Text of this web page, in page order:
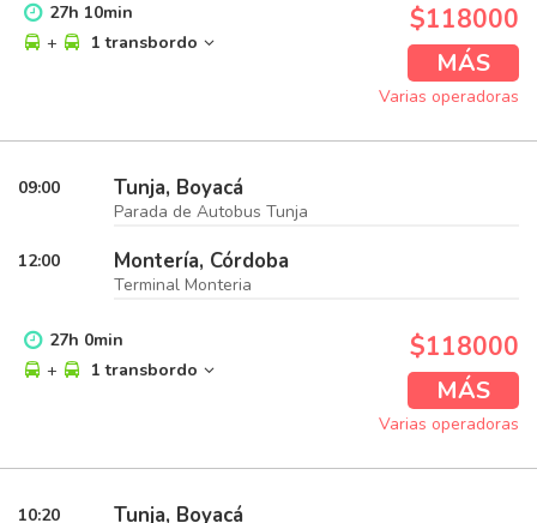
27h 10min
+
1 transbordo
$118000
MÁS
Varias operadoras
09:00 Tunja, Boyacá
Parada de Autobus Tunja
12:00 Montería, Córdoba
Terminal Monteria
27h 0min
+
1 transbordo
$118000
MÁS
Varias operadoras
10:20 Tunja, Boyacá